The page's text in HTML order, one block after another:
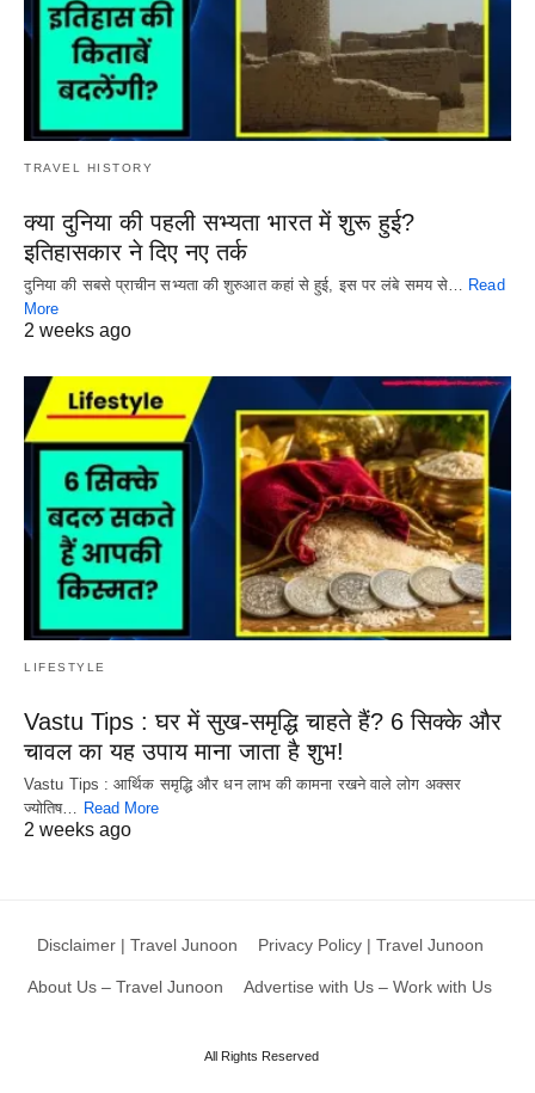
TRAVEL HISTORY
क्या दुनिया की पहली सभ्यता भारत में शुरू हुई?
इतिहासकार ने दिए नए तर्क
दुनिया की सबसे प्राचीन सभ्यता की शुरुआत कहां से हुई, इस पर लंबे समय से… Read
More
2 weeks ago
LIFESTYLE
Vastu Tips : घर में सुख-समृद्धि चाहते हैं? 6 सिक्के और
चावल का यह उपाय माना जाता है शुभ!
Vastu Tips : आर्थिक समृद्धि और धन लाभ की कामना रखने वाले लोग अक्सर
ज्योतिष… Read More
2 weeks ago
Disclaimer | Travel Junoon Privacy Policy | Travel Junoon
About Us – Travel Junoon Advertise with Us – Work with Us
All Rights Reserved